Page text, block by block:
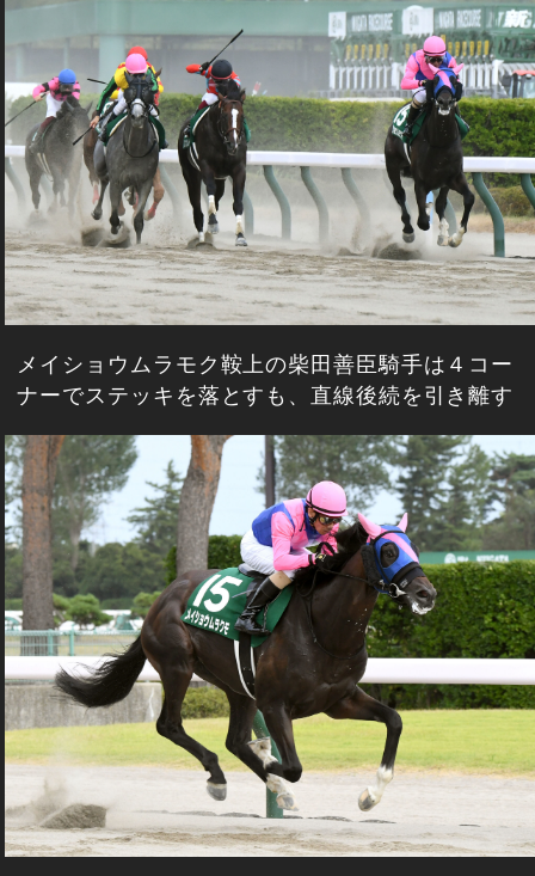
メイショウムラモク鞍上の柴田善臣騎手は４コー
ナーでステッキを落とすも、直線後続を引き離す